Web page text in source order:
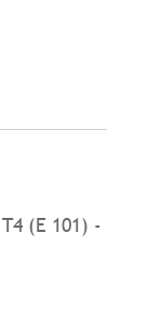
(E 101) -